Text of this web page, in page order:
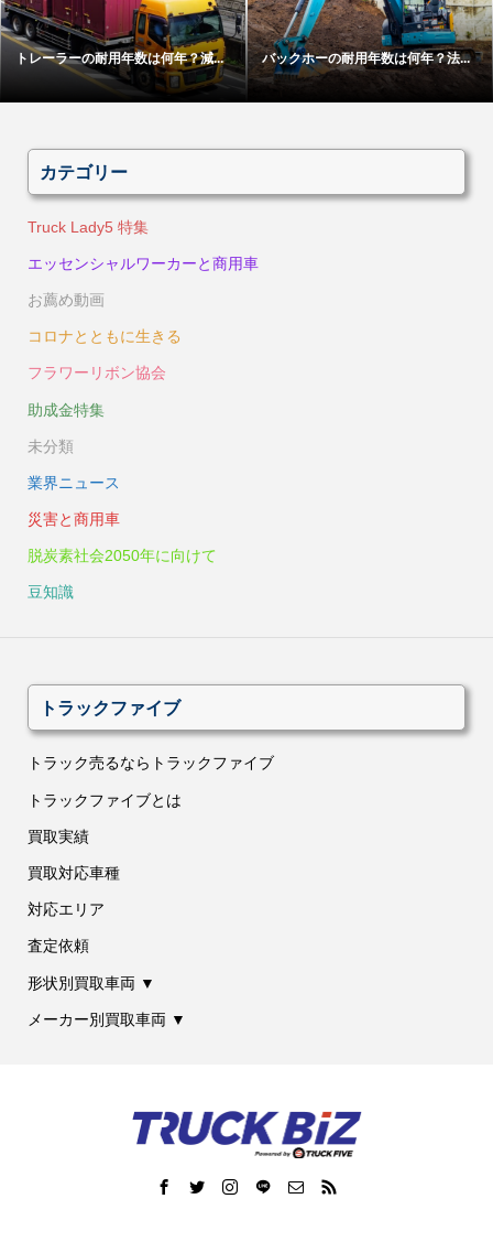
トレーラーの耐用年数は何年？減... バックホーの耐用年数は何年？法...
カテゴリー
Truck Lady5 特集
エッセンシャルワーカーと商用車
お薦め動画
コロナとともに生きる
フラワーリボン協会
助成金特集
未分類
業界ニュース
災害と商用車
脱炭素社会2050年に向けて
豆知識
トラックファイブ
トラック売るならトラックファイブ
トラックファイブとは
買取実績
買取対応車種
対応エリア
査定依頼
形状別買取車両 ▼
メーカー別買取車両 ▼